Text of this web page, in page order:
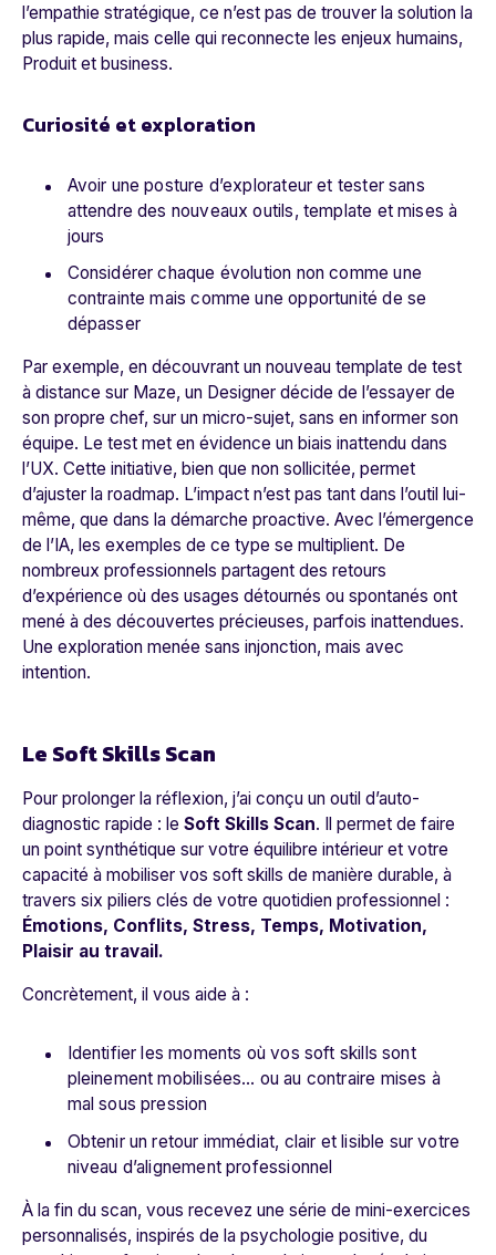
l’empathie stratégique, ce n’est pas de trouver la solution la
plus rapide, mais celle qui reconnecte les enjeux humains,
Produit et business.
Curiosité et exploration
Avoir une posture d’explorateur et tester sans
attendre des nouveaux outils, template et mises à
jours
Considérer chaque évolution non comme une
contrainte mais comme une opportunité de se
dépasser
Par exemple, en découvrant un nouveau template de test
à distance sur Maze, un Designer décide de l’essayer de
son propre chef, sur un micro-sujet, sans en informer son
équipe. Le test met en évidence un biais inattendu dans
l’UX. Cette initiative, bien que non sollicitée, permet
d’ajuster la roadmap. L’impact n’est pas tant dans l’outil lui-
même, que dans la démarche proactive. Avec l’émergence
de l’IA, les exemples de ce type se multiplient. De
nombreux professionnels partagent des retours
d’expérience où des usages détournés ou spontanés ont
mené à des découvertes précieuses, parfois inattendues.
Une exploration menée sans injonction, mais avec
intention.
Le Soft Skills Scan
Pour prolonger la réflexion, j’ai conçu un outil d’auto-
diagnostic rapide : le Soft Skills Scan. Il permet de faire
un point synthétique sur votre équilibre intérieur et votre
capacité à mobiliser vos soft skills de manière durable, à
travers six piliers clés de votre quotidien professionnel :
Émotions, Conflits, Stress, Temps, Motivation,
Plaisir au travail.
Concrètement, il vous aide à :
Identifier les moments où vos soft skills sont
pleinement mobilisées… ou au contraire mises à
mal sous pression
Obtenir un retour immédiat, clair et lisible sur votre
niveau d’alignement professionnel
À la fin du scan, vous recevez une série de mini-exercices
personnalisés, inspirés de la psychologie positive, du